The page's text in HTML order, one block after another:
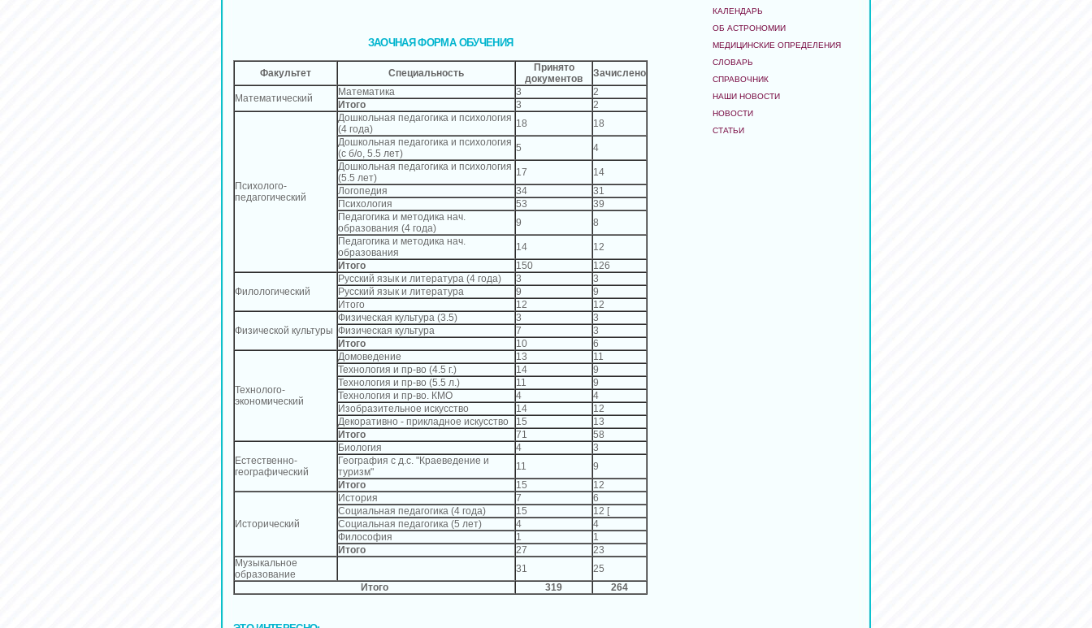
ЗАОЧНАЯ ФОРМА ОБУЧЕНИЯ
Факультет Специальность
Принято
документов
Зачислено
Математический
Математика 3
2
Итого
3 2
Психолого-
педагогический
Дошкольная педагогика и психология
(4 года)
18
18
Дошкольная педагогика и психология
(с б/о, 5.5 лет)
5
4
Дошкольная педагогика и психология
(5.5 лет)
17
14
Логопедия
34
31
Психология
53
39
Педагогика и методика нач.
образования (4 года)
9
8
Педагогика и методика нач.
образования
14
12
Итого
150 126
Филологический
Русский язык и литература (4 года) 3
3
Русский язык и литература
9
9
Итого
12 12
Физической культуры
Физическая культура (3.5) 3
3
Физическая культура
7
3
Итого
10 6
Технолого-
экономический
Домоведение 13
11
Технология и пр-во (4.5 г.)
14
9
Технология и пр-во (5.5 л.)
11
9
Технология и пр-во. КМО
4
4
Изобразительное искусство
14
12
Декоративно - прикладное искусство
15
13
Итого
71 58
Естественно-
географический
Биология 4
3
География с д.с. "Краеведение и
туризм"
11
9
Итого
15 12
Исторический
История 7
6
Социальная педагогика (4 года)
15
12 [
Социальная педагогика (5 лет)
4
4
Философия
1
1
Итого
27
23
Музыкальное
образование
31
25
Итого
319 264
КАЛЕНДАРЬ
ОБ АСТРОНОМИИ
МЕДИЦИНСКИЕ ОПРЕДЕЛЕНИЯ
СЛОВАРЬ
СПРАВОЧНИК
НАШИ НОВОСТИ
НОВОСТИ
СТАТЬИ